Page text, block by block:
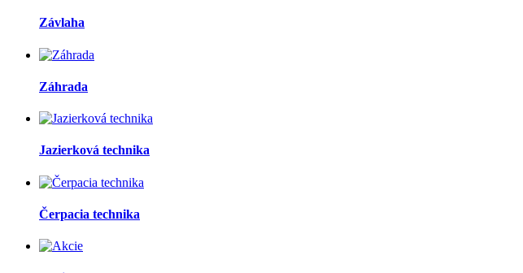
Závlaha
Záhrada
Jazierková technika
Čerpacia technika